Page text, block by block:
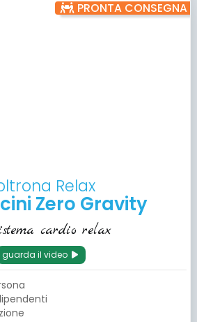
PRONTA CONSEGNA
Relax
Zero Gravity
cardio relax
guarda il video